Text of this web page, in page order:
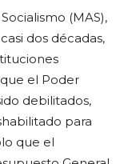
(MAS),
dos décadas,
el Poder
debilitados,
para
que el